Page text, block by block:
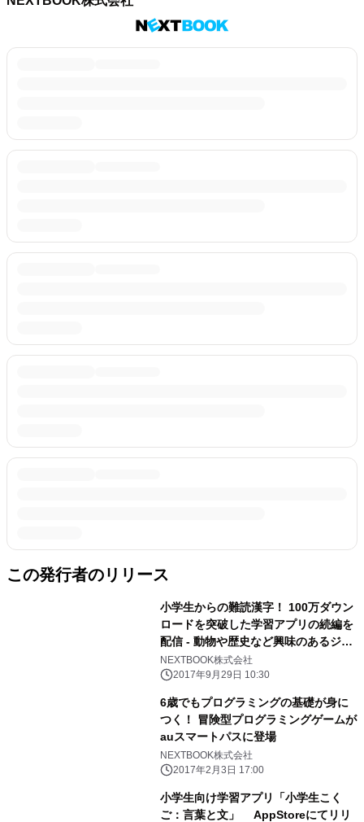
この発行者のリリース
小学生からの難読漢字！ 100万ダウン
ロードを突破した学習アプリの続編を
配信 - 動物や歴史など興味のあるジャ
ンルだから勉強がすすむ！ -
NEXTBOOK株式会社
2017年9月29日 10:30
6歳でもプログラミングの基礎が身に
つく！ 冒険型プログラミングゲームが
auスマートパスに登場
NEXTBOOK株式会社
2017年2月3日 17:00
小学生向け学習アプリ「小学生こく
ご：言葉と文」 AppStoreにてリリ